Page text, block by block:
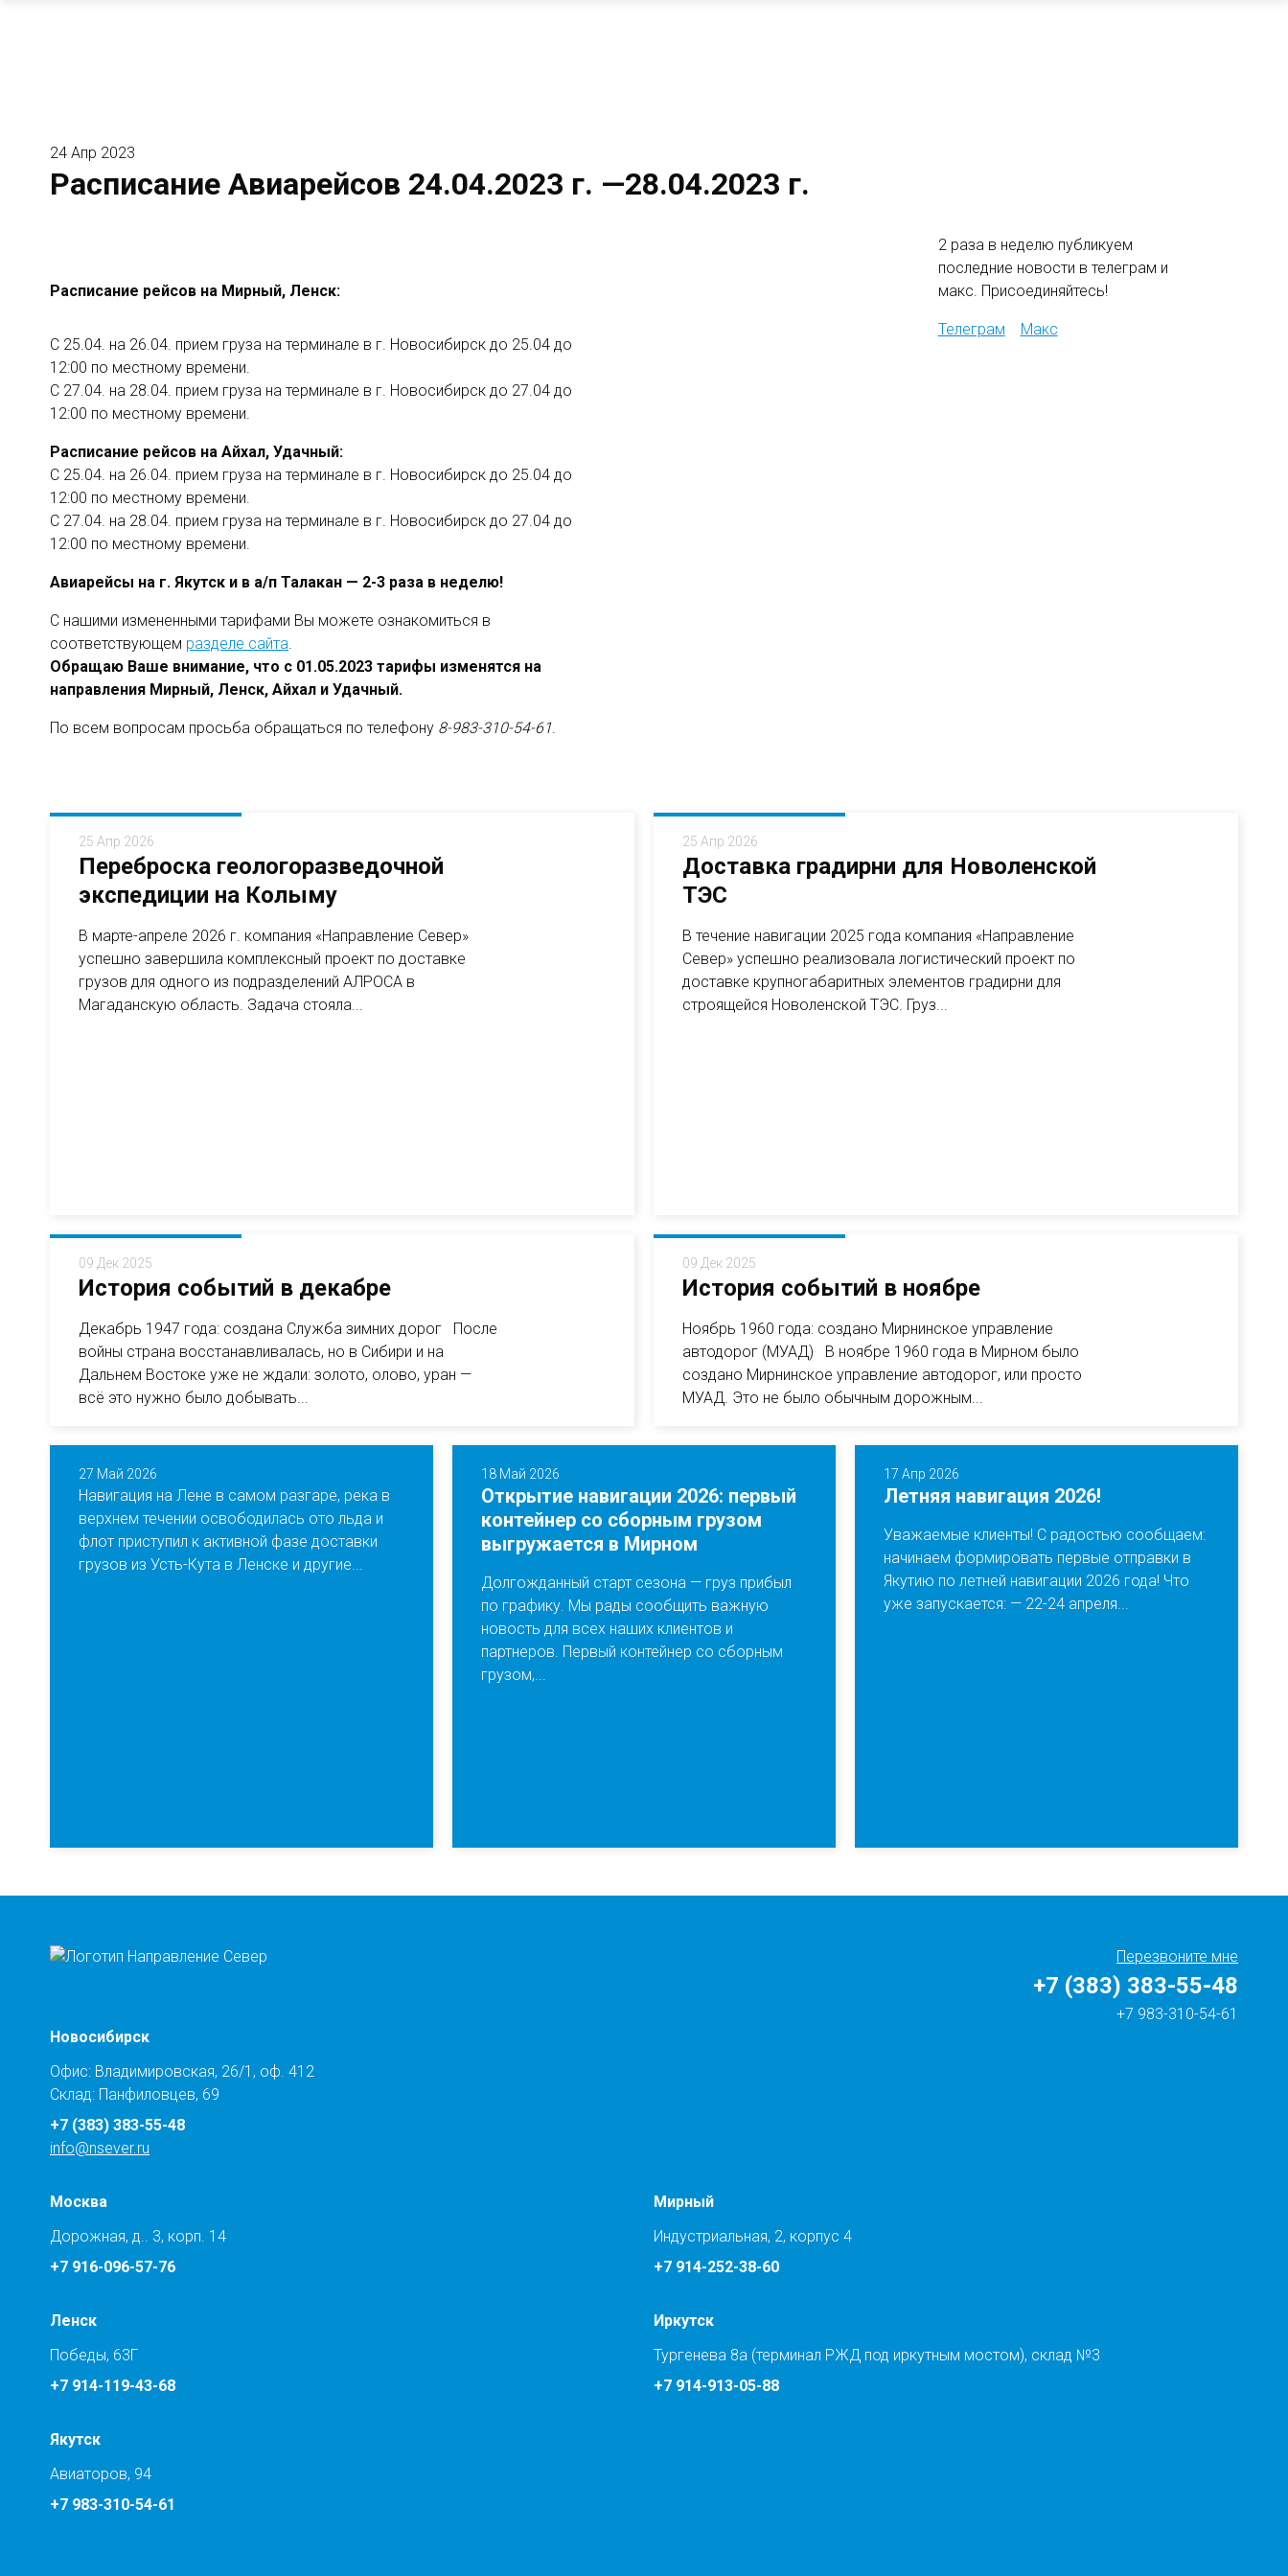
24 Апр 2023
Расписание Авиарейсов 24.04.2023 г. —28.04.2023 г.
Расписание рейсов на Мирный, Ленск:
С 25.04. на 26.04. прием груза на терминале в г. Новосибирск до 25.04 до
12:00 по местному времени.
С 27.04. на 28.04. прием груза на терминале в г. Новосибирск до 27.04 до
12:00 по местному времени.
Расписание рейсов на Айхал, Удачный:
С 25.04. на 26.04. прием груза на терминале в г. Новосибирск до 25.04 до
12:00 по местному времени.
С 27.04. на 28.04. прием груза на терминале в г. Новосибирск до 27.04 до
12:00 по местному времени.
Авиарейсы на г. Якутск и в а/п Талакан — 2-3 раза в неделю!
С нашими измененными тарифами Вы можете ознакомиться в
соответствующем разделе сайта.
Обращаю Ваше внимание, что с 01.05.2023 тарифы изменятся на
направления Мирный, Ленск, Айхал и Удачный.
По всем вопросам просьба обращаться по телефону 8-983-310-54-61.
2 раза в неделю публикуем
последние новости в телеграм и
макс. Присоединяйтесь!
Телеграм Макс
25 Апр 2026
Переброска геологоразведочной
экспедиции на Колыму
В марте-апреле 2026 г. компания «Направление Север»
успешно завершила комплексный проект по доставке
грузов для одного из подразделений АЛРОСА в
Магаданскую область. Задача стояла...
25 Апр 2026
Доставка градирни для Новоленской
ТЭС
В течение навигации 2025 года компания «Направление
Север» успешно реализовала логистический проект по
доставке крупногабаритных элементов градирни для
строящейся Новоленской ТЭС. Груз...
09 Дек 2025
История событий в декабре
Декабрь 1947 года: создана Служба зимних дорог После
войны страна восстанавливалась, но в Сибири и на
Дальнем Востоке уже не ждали: золото, олово, уран —
всё это нужно было добывать...
09 Дек 2025
История событий в ноябре
Ноябрь 1960 года: создано Мирнинское управление
автодорог (МУАД) В ноябре 1960 года в Мирном было
создано Мирнинское управление автодорог, или просто
МУАД. Это не было обычным дорожным...
27 Май 2026
Навигация на Лене в самом разгаре, река в
верхнем течении освободилась ото льда и
флот приступил к активной фазе доставки
грузов из Усть-Кута в Ленске и другие...
18 Май 2026
Открытие навигации 2026: первый
контейнер со сборным грузом
выгружается в Мирном
Долгожданный старт сезона — груз прибыл
по графику. Мы рады сообщить важную
новость для всех наших клиентов и
партнеров. Первый контейнер со сборным
грузом,...
17 Апр 2026
Летняя навигация 2026!
Уважаемые клиенты! С радостью сообщаем:
начинаем формировать первые отправки в
Якутию по летней навигации 2026 года! Что
уже запускается: — 22-24 апреля...
Перезвоните мне
+7 (383) 383-55-48
+7 983-310-54-61
Новосибирск
Офис: Владимировская, 26/1, оф. 412
Склад: Панфиловцев, 69
+7 (383) 383-55-48
info@nsever.ru
Москва
Дорожная, д.. 3, корп. 14
+7 916-096-57-76
Мирный
Индустриальная, 2, корпус 4
+7 914-252-38-60
Ленск
Победы, 63Г
+7 914-119-43-68
Иркутск
Тургенева 8а (терминал РЖД под иркутным мостом), склад №3
+7 914-913-05-88
Якутск
Авиаторов, 94
+7 983-310-54-61